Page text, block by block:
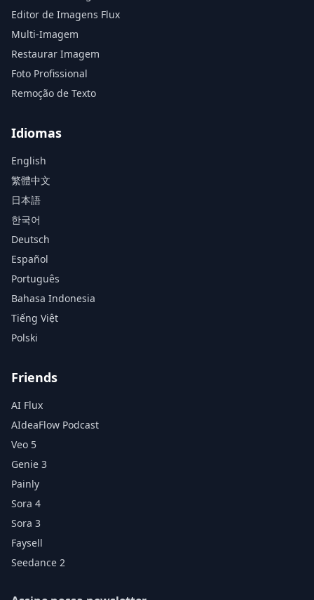
Editor de Imagens Flux
Multi-Imagem
Restaurar Imagem
Foto Profissional
Remoção de Texto
Idiomas
English
繁體中文
日本語
한국어
Deutsch
Español
Português
Bahasa Indonesia
Tiếng Việt
Polski
Friends
AI Flux
AIdeaFlow Podcast
Veo 5
Genie 3
Painly
Sora 4
Sora 3
Faysell
Seedance 2